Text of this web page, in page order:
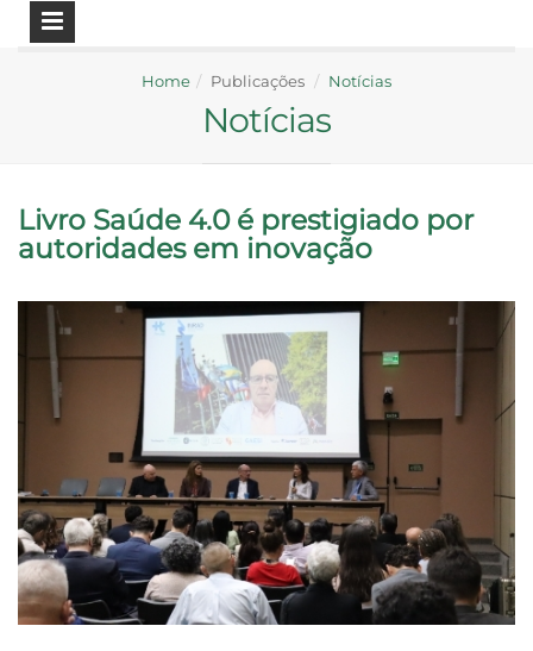
Home Publicações Notícias
Notícias
Livro Saúde 4.0 é prestigiado por
autoridades em inovação